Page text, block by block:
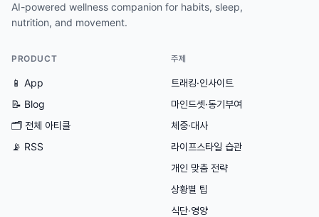
AI-powered wellness companion for habits, sleep,
nutrition, and movement.
PRODUCT
📱 App
📝 Blog
🗂 전체 아티클
📡 RSS
주제
트래킹·인사이트
마인드셋·동기부여
체중·대사
라이프스타일 습관
개인 맞춤 전략
상황별 팁
식단·영양